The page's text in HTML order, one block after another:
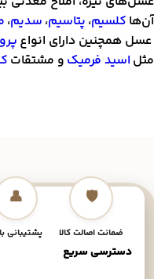
،پتاسیم،سدیم ،منگنز،
دارای انواعپروتئین
فرمیکو مشتقات
اصالت کالا پشتیبانی بامار
سریع